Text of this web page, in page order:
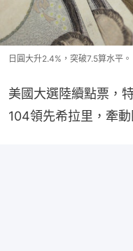
日圓大升2.4%，突破7.5算水平。
美國大選陸續點票，
104領先希拉里，牽